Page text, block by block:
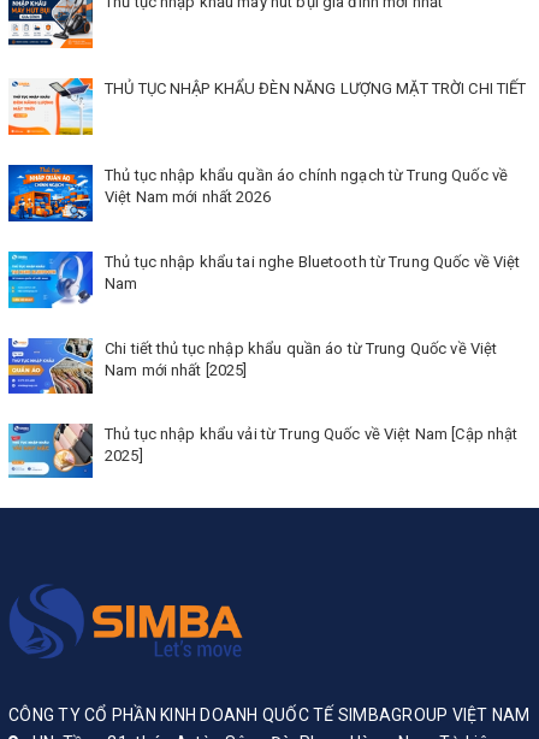
THỦ TỤC NHẬP KHẨU ĐÈN NĂNG LƯỢNG MẶT TRỜI CHI TIẾT
Thủ tục nhập khẩu quần áo chính ngạch từ Trung Quốc về
Việt Nam mới nhất 2026
Thủ tục nhập khẩu tai nghe Bluetooth từ Trung Quốc về Việt
Nam
Chi tiết thủ tục nhập khẩu quần áo từ Trung Quốc về Việt
Nam mới nhất [2025]
Thủ tục nhập khẩu vải từ Trung Quốc về Việt Nam [Cập nhật
2025]
CÔNG TY CỔ PHẦN KINH DOANH QUỐC TẾ SIMBAGROUP VIỆT NAM